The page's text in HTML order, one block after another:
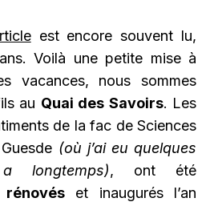
est encore souvent lu,
Voilà une petite mise à
vacances, nous sommes
au Quai des Savoirs. Les
de la fac de Sciences
(où j’ai eu quelques
, ont été
rénovéset inaugurés l’an